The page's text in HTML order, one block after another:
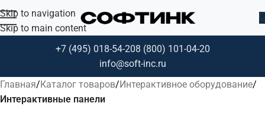
Skip to navigation
Skip to main content
+7 (495) 018-54-208 (800) 101-04-20
info@soft-inc.ru
Главная Каталог товаров Интерактивное оборудование
Интерактивные панели